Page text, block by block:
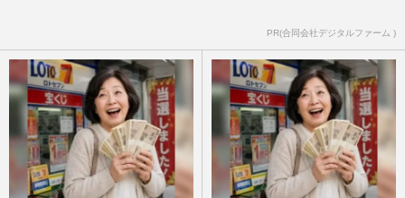
PR(合同会社デジタルファーム )